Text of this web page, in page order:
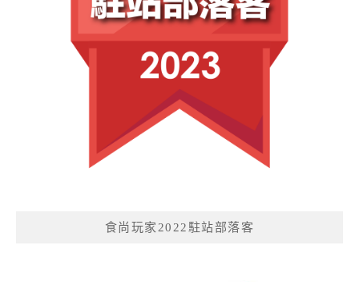
食尚玩家2022駐站部落客